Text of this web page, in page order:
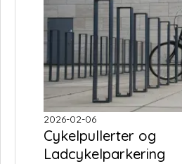
2026-02-06
Cykelpullerter og
Ladcykelparkering